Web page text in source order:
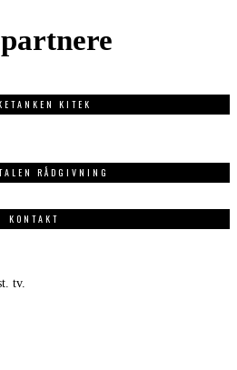
KITEK
RÅDGIVNING
KONTAKT
tv.